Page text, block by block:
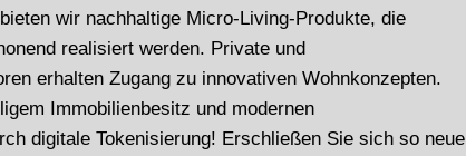
wir nachhaltige Micro-Living-Produkte, die
realisiert werden. Private und
erhalten Zugang zu innovativen Wohnkonzepten.
Immobilienbesitz und modernen
digitale Tokenisierung! Erschließen Sie sich so neue